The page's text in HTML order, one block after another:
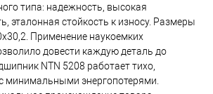
типа: надежность, высокая
эталонная стойкость к износу. Размеры
Применение наукоемких
довести каждую деталь до
NTN 5208 работает тихо,
минимальными энергопотерями.